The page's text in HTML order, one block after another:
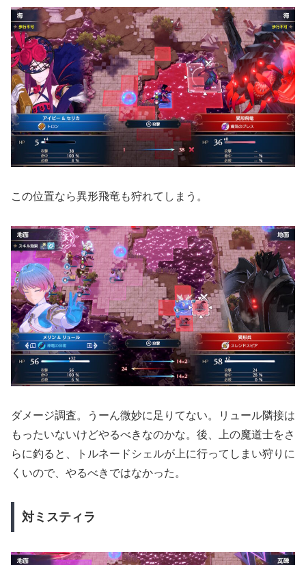
この位置なら異形飛竜も狩れてしまう。
ダメージ調査。うーん微妙に足りてない。リュール隣接は
もったいないけどやるべきなのかな。後、上の魔道士をさ
らに釣ると、トルネードシェルが上に行ってしまい狩りに
くいので、やるべきではなかった。
対ミスティラ